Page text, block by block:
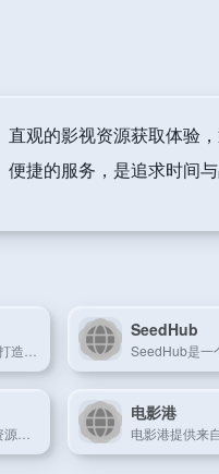
观的影视资源获取体验
捷的服务，是追求时间
SeedHub
电影港